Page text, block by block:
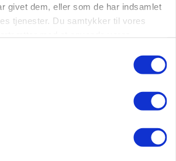
givet dem, eller som de har indsamlet
tjenester. Du samtykker til vores
søge tilskud til naturprojekter